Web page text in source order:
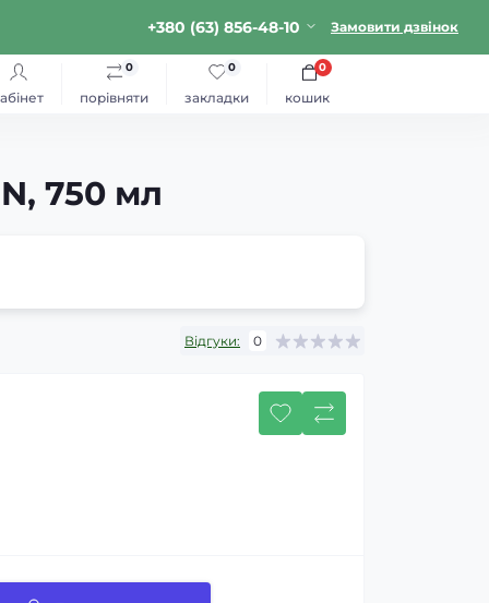
+380 (63) 856-48-10 Замовити дзвінок
порівняти
0
закладки
0
кошик
0
750 мл
Відгуки: 0